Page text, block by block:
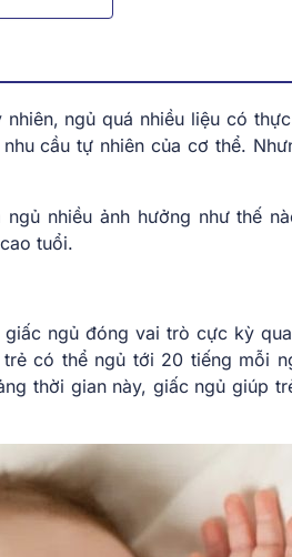
ngủ quá nhiều liệu có
cầu tự nhiên của cơ thể.
nhiều ảnh hưởng như thế
tuổi.
ngủ đóng vai trò cực kỳ
có thể ngủ tới 20 tiếng mỗi
thời gian này, giấc ngủ giúp